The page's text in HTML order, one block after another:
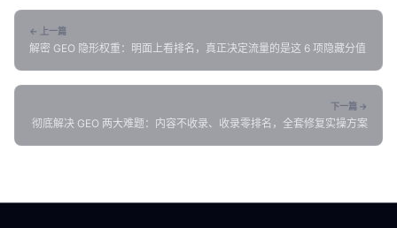
← 上一篇
解密 GEO 隐形权重：明面上看排名，真正决定流量的是这 6 项隐藏分值
下一篇 →
彻底解决 GEO 两大难题：内容不收录、收录零排名，全套修复实操方案